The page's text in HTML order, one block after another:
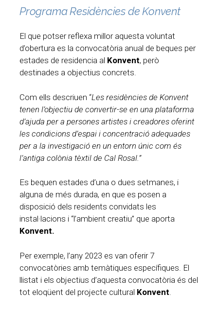
Programa Residències de Konvent
El que potser reflexa millor aquesta voluntat
d’obertura es la convocatòria anual de beques per
estades de residencia al Konvent, però
destinades a objectius concrets.
Com ells descriuen “Les residències de Konvent
tenen l’objectiu de convertir-se en una plataforma
d’ajuda per a persones artistes i creadores oferint
les condicions d’espai i concentració adequades
per a la investigació en un entorn únic com és
l’antiga colònia tèxtil de Cal Rosal.”
Es bequen estades d’una o dues setmanes, i
alguna de més durada, en que es posen a
disposició dels residents convidats les
instal·lacions i “l’ambient creatiu” que aporta
Konvent.
Per exemple, l’any 2023 es van oferir 7
convocatòries amb temàtiques específiques. El
llistat i els objectius d’aquesta convocatòria és del
tot eloqüent del projecte cultural Konvent